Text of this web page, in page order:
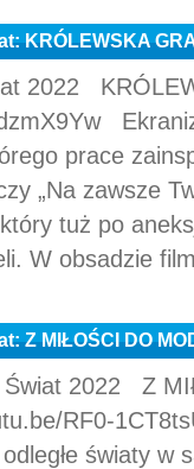
KRÓLEWSKA
2022
prace
„Na zawsze
tuż po
W obsadzie
Z MIŁOŚCI DO
Świat 2022 Z
RF0-
światy w